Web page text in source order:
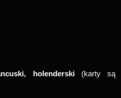
holenderski(karty są